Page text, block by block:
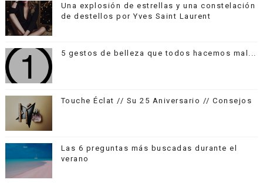
Una explosión de estrellas y una constelación
de destellos por Yves Saint Laurent
5 gestos de belleza que todos hacemos mal...
Touche Éclat // Su 25 Aniversario // Consejos
Las 6 preguntas más buscadas durante el
verano